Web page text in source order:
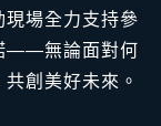
現場全力支持參
——無論面對何
創美好未來。